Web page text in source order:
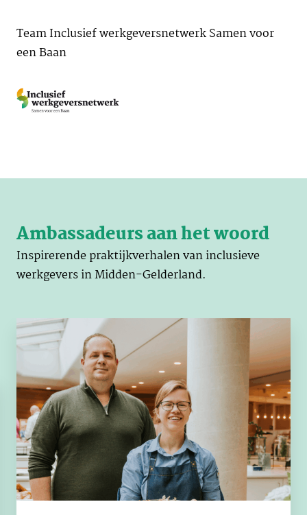
Team Inclusief werkgeversnetwerk Samen voor
een Baan
Ambassadeurs aan het woord
Inspirerende praktijkverhalen van inclusieve
werkgevers in Midden-Gelderland.